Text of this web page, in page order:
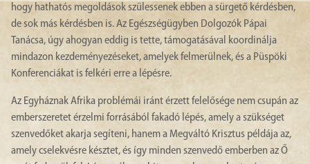
hogy hathatós megoldások szülessenek ebben a sürgető kérdésben,
de sok más kérdésben is. Az Egészségügyben Dolgozók Pápai
Tanácsa, úgy ahogyan eddig is tette, támogatásával koordinálja
mindazon kezdeményezéseket, amelyek felmerülnek, és a Püspöki
Konferenciákat is felkéri erre a lépésre.
Az Egyháznak Afrika problémái iránt érzett felelősége nem csupán az
emberszeretet érzelmi forrásából fakadó lépés, amely a szükséget
szenvedőket akarja segíteni, hanem a Megváltó Krisztus példája az,
amely cselekvésre késztet, és így minden szenvedő emberben az Ő